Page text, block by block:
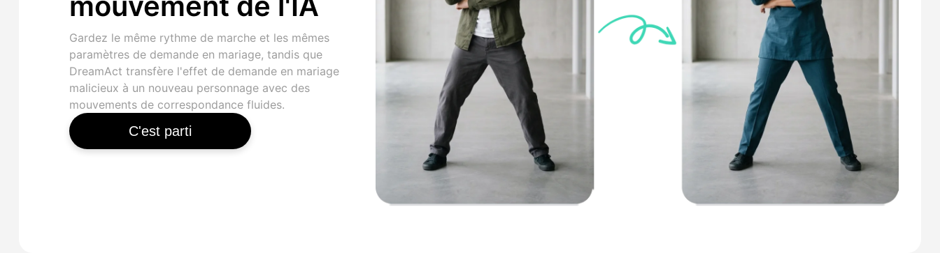
Gardez le même rythme de marche et les mêmes
paramètres de demande en mariage, tandis que
DreamAct transfère l'effet de demande en mariage
malicieux à un nouveau personnage avec des
mouvements de correspondance fluides.
C'est parti